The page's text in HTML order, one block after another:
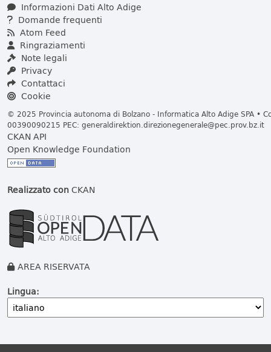
Informazioni Dati Alto Adige
Domande frequenti
Atom Feed
Ringraziamenti
Note legali
Privacy
Contattaci
Cookie
© 2025 Provincia autonoma di Bolzano - Informatica Alto Adige SPA •
00390090215 PEC: generaldirektion.direzionegenerale@pec.prov.bz.it
CKAN API
Open Knowledge Foundation
Realizzato conCKAN
AREA RISERVATA
Lingua